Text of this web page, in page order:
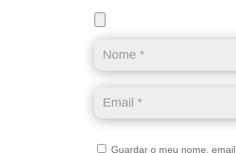
Guardar o meu nome,